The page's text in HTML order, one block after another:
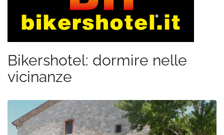
Bikershotel: dormire nelle
vicinanze